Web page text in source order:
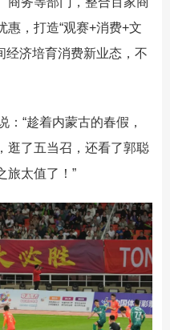
惠，打造“观赛+消费+文
经济培育消费新业态，不
：“趁着内蒙古的春假，
逛了五当召，还看了郭聪
旅太值了！”